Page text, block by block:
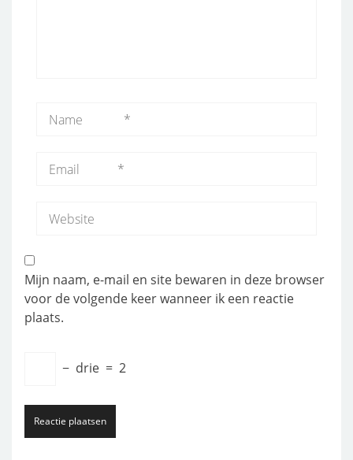
Mijn naam, e-mail en site bewaren in deze browser
voor de volgende keer wanneer ik een reactie
plaats.
− drie = 2